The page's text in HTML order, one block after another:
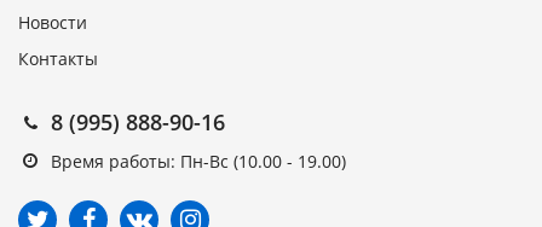
Новости
Контакты
8 (995) 888-90-16
Время работы: Пн-Вс (10.00 - 19.00)